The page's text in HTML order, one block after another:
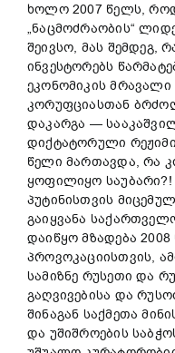
ხოლო 2007 წელს,
„ნაცმოძრაობის“
შეივსო, მას შემდეგ,
ინვესტორებს
ეკონომიკის
კორუფციასთან
დაკარგა —
დიქტატორული
წელი მართავდა, რა
ყოფილიყო
პუტინისთვის
გაიყვანა
დაიწყო მზადება
პროვოკაციისთვის,
სამიზნე რუსეთი და
გაღვივებისა და
შინაგან საქმეთა
და უშიშროების